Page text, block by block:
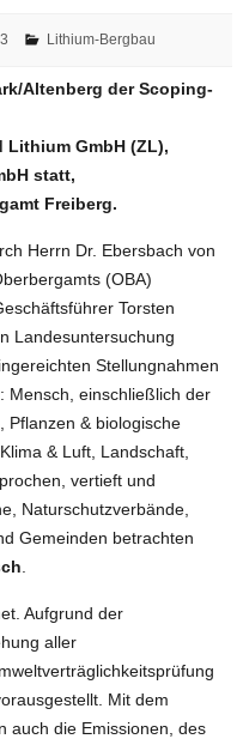
Lithium-Bergbau
Altenberg der Scoping-
GmbH (ZL),
statt,
Freiberg.
Herrn Dr. Ebersbach von
(OBA)
Torsten
Landesuntersuchung
Stellungnahmen
Mensch, einschließlich der
Pflanzen & biologische
& Luft, Landschaft,
vertieft und
Naturschutzverbände,
Gemeinden betrachten
Aufgrund der
aller
Mit dem
auch die Emissionen, des